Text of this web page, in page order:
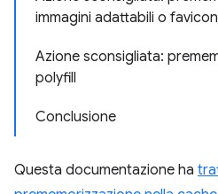
immagini adattabili o favicon
Azione sconsigliata:
polyfill
Conclusione
Questa documentazione ha